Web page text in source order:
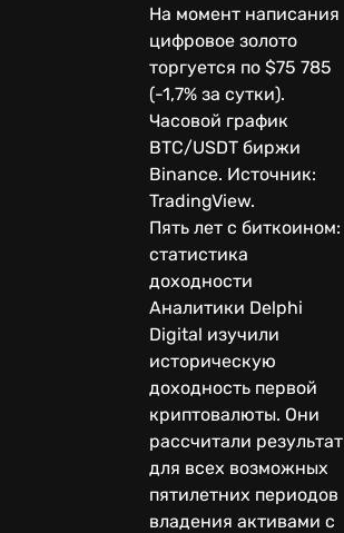
На момент написания
цифровое золото
торгуется по $75 785
(-1,7% за сутки).
Часовой график
BTC/USDT биржи
Binance. Источник:
TradingView.
Пять лет с биткоином:
статистика
доходности
Аналитики Delphi
Digital изучили
историческую
доходность первой
криптовалюты. Они
рассчитали результат
для всех возможных
пятилетних периодов
владения активами с